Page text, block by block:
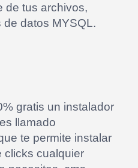
de tus archivos,
de datos MYSQL.
gratis un instalador
llamado
te permite instalar
clicks cualquier